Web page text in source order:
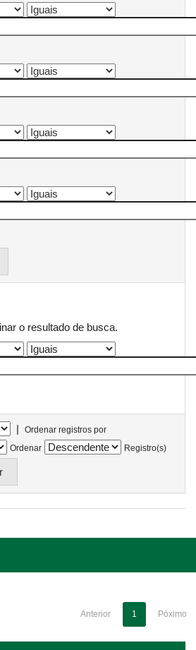
o resultado de busca.
|
Ordenar registros por
Ordenar
Registro(s)
Anterior 1 Póximo